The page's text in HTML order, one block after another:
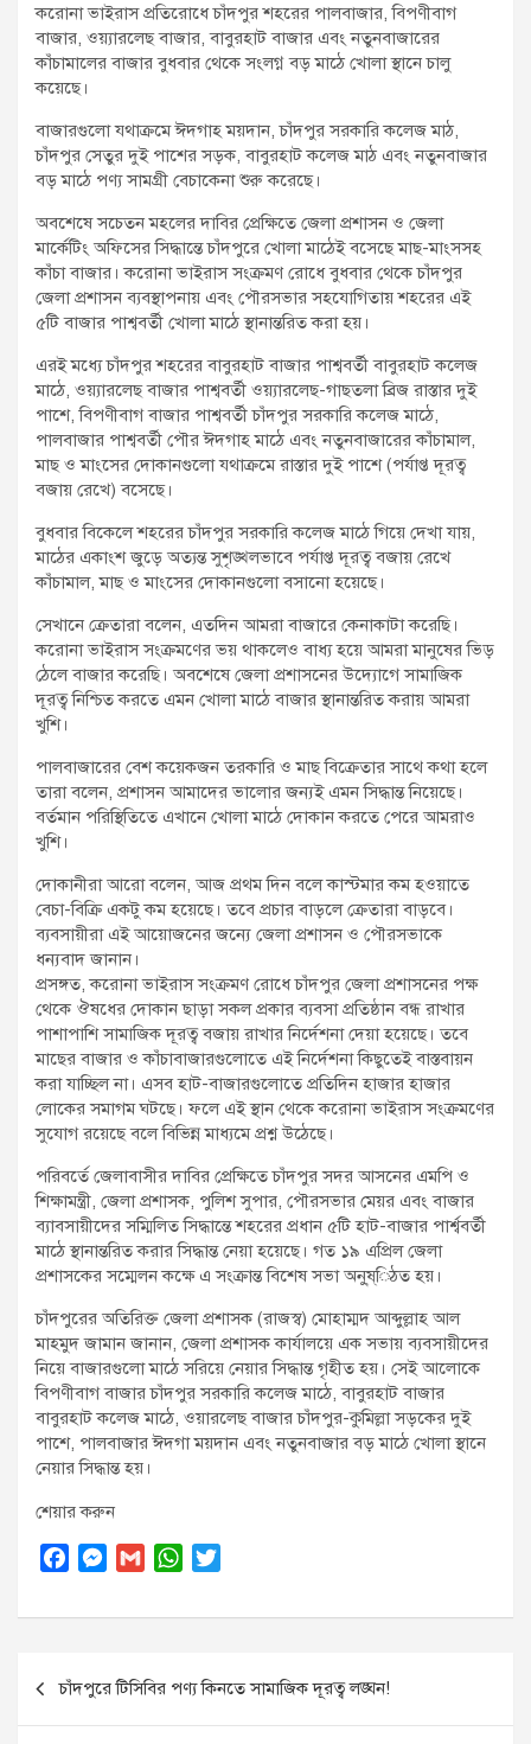
t
:
করোনা ভাইরাস প্রতিরোধে চাঁদপুর শহরের পালবাজার, বিপণীবাগ
বাজার, ওয়্যারলেছ বাজার, বাবুরহাট বাজার এবং নতুনবাজারের
কাঁচামালের বাজার বুধবার থেকে সংলগ্ন বড় মাঠে খোলা স্থানে চালু
কয়েছে।
বাজারগুলো যথাক্রমে ঈদগাহ ময়দান, চাঁদপুর সরকারি কলেজ মাঠ,
চাঁদপুর সেতুর দুই পাশের সড়ক, বাবুরহাট কলেজ মাঠ এবং নতুনবাজার
বড় মাঠে পণ্য সামগ্রী বেচাকেনা শুরু করেছে।
অবশেষে সচেতন মহলের দাবির প্রেক্ষিতে জেলা প্রশাসন ও জেলা
মার্কেটিং অফিসের সিদ্ধান্তে চাঁদপুরে খোলা মাঠেই বসেছে মাছ-মাংসসহ
কাঁচা বাজার। করোনা ভাইরাস সংক্রমণ রোধে বুধবার থেকে চাঁদপুর
জেলা প্রশাসন ব্যবস্থাপনায় এবং পৌরসভার সহযোগিতায় শহরের এই
৫টি বাজার পাশ্ববর্তী খোলা মাঠে স্থানান্তরিত করা হয়।
এরই মধ্যে চাঁদপুর শহরের বাবুরহাট বাজার পাশ্ববর্তী বাবুরহাট কলেজ
মাঠে, ওয়্যারলেছ বাজার পাশ্ববর্তী ওয়্যারলেছ-গাছতলা ব্রিজ রাস্তার দুই
পাশে, বিপণীবাগ বাজার পাশ্ববর্তী চাঁদপুর সরকারি কলেজ মাঠে,
পালবাজার পাশ্ববর্তী পৌর ঈদগাহ মাঠে এবং নতুনবাজারের কাঁচামাল,
মাছ ও মাংসের দোকানগুলো যথাক্রমে রাস্তার দুই পাশে (পর্যাপ্ত দূরত্ব
বজায় রেখে) বসেছে।
বুধবার বিকেলে শহরের চাঁদপুর সরকারি কলেজ মাঠে গিয়ে দেখা যায়,
মাঠের একাংশ জুড়ে অত্যন্ত সুশৃঙ্খলভাবে পর্যাপ্ত দূরত্ব বজায় রেখে
কাঁচামাল, মাছ ও মাংসের দোকানগুলো বসানো হয়েছে।
সেখানে ক্রেতারা বলেন, এতদিন আমরা বাজারে কেনাকাটা করেছি।
করোনা ভাইরাস সংক্রমণের ভয় থাকলেও বাধ্য হয়ে আমরা মানুষের ভিড়
ঠেলে বাজার করেছি। অবশেষে জেলা প্রশাসনের উদ্যোগে সামাজিক
দূরত্ব নিশ্চিত করতে এমন খোলা মাঠে বাজার স্থানান্তরিত করায় আমরা
খুশি।
পালবাজারের বেশ কয়েকজন তরকারি ও মাছ বিক্রেতার সাথে কথা হলে
তারা বলেন, প্রশাসন আমাদের ভালোর জন্যই এমন সিদ্ধান্ত নিয়েছে।
বর্তমান পরিস্থিতিতে এখানে খোলা মাঠে দোকান করতে পেরে আমরাও
খুশি।
দোকানীরা আরো বলেন, আজ প্রথম দিন বলে কাস্টমার কম হওয়াতে
বেচা-বিক্রি একটু কম হয়েছে। তবে প্রচার বাড়লে ক্রেতারা বাড়বে।
ব্যবসায়ীরা এই আয়োজনের জন্যে জেলা প্রশাসন ও পৌরসভাকে
ধন্যবাদ জানান।
প্রসঙ্গত, করোনা ভাইরাস সংক্রমণ রোধে চাঁদপুর জেলা প্রশাসনের পক্ষ
থেকে ঔষধের দোকান ছাড়া সকল প্রকার ব্যবসা প্রতিষ্ঠান বন্ধ রাখার
পাশাপাশি সামাজিক দূরত্ব বজায় রাখার নির্দেশনা দেয়া হয়েছে। তবে
মাছের বাজার ও কাঁচাবাজারগুলোতে এই নির্দেশনা কিছুতেই বাস্তবায়ন
করা যাচ্ছিল না। এসব হাট-বাজারগুলোতে প্রতিদিন হাজার হাজার
লোকের সমাগম ঘটছে। ফলে এই স্থান থেকে করোনা ভাইরাস সংক্রমণের
সুযোগ রয়েছে বলে বিভিন্ন মাধ্যমে প্রশ্ন উঠেছে।
পরিবর্তে জেলাবাসীর দাবির প্রেক্ষিতে চাঁদপুর সদর আসনের এমপি ও
শিক্ষামন্ত্রী, জেলা প্রশাসক, পুলিশ সুপার, পৌরসভার মেয়র এবং বাজার
ব্যাবসায়ীদের সম্মিলিত সিদ্ধান্তে শহরের প্রধান ৫টি হাট-বাজার পার্শ্ববর্তী
মাঠে স্থানান্তরিত করার সিদ্ধান্ত নেয়া হয়েছে। গত ১৯ এপ্রিল জেলা
প্রশাসকের সম্মেলন কক্ষে এ সংক্রান্ত বিশেষ সভা অনু্ষ্িঠত হয়।
চাঁদপুরের অতিরিক্ত জেলা প্রশাসক (রাজস্ব) মোহাম্মদ আব্দুল্লাহ আল
মাহমুদ জামান জানান, জেলা প্রশাসক কার্যালয়ে এক সভায় ব্যবসায়ীদের
নিয়ে বাজারগুলো মাঠে সরিয়ে নেয়ার সিদ্ধান্ত গৃহীত হয়। সেই আলোকে
বিপণীবাগ বাজার চাঁদপুর সরকারি কলেজ মাঠে, বাবুরহাট বাজার
বাবুরহাট কলেজ মাঠে, ওয়ারলেছ বাজার চাঁদপুর-কুমিল্লা সড়কের দুই
পাশে, পালবাজার ঈদগা ময়দান এবং নতুনবাজার বড় মাঠে খোলা স্থানে
নেয়ার সিদ্ধান্ত হয়।
শেয়ার করুন
c
o
o
M
s
n
g
G
a
W
a
A
p
i
e
r
Post
navigation
চাঁদপুরে টিসিবির পণ্য কিনতে সামাজিক দূরত্ব লঙ্ঘন!